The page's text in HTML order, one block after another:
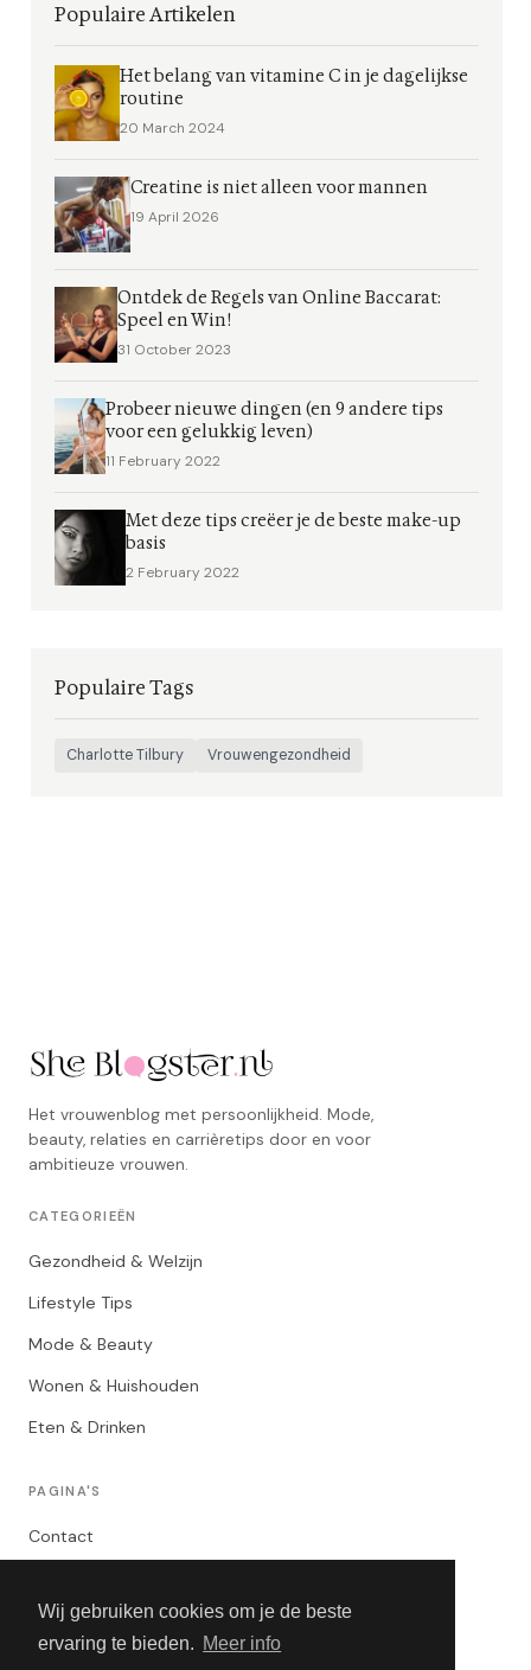
Wij gebruiken cookies om je de beste
ervaring te bieden. Meer info
Populaire Artikelen
Het belang van vitamine C in je dagelijkse
routine
20 March 2024
Creatine is niet alleen voor mannen
19 April 2026
Ontdek de Regels van Online Baccarat:
Speel en Win!
31 October 2023
Probeer nieuwe dingen (en 9 andere tips
voor een gelukkig leven)
11 February 2022
Met deze tips creëer je de beste make-up
basis
2 February 2022
Populaire Tags
Charlotte Tilbury Vrouwengezondheid
Het vrouwenblog met persoonlijkheid. Mode,
beauty, relaties en carrièretips door en voor
ambitieuze vrouwen.
CATEGORIEËN
Gezondheid & Welzijn
Lifestyle Tips
Mode & Beauty
Wonen & Huishouden
Eten & Drinken
PAGINA'S
Contact
Algemene Voorwaarden
Adverteren